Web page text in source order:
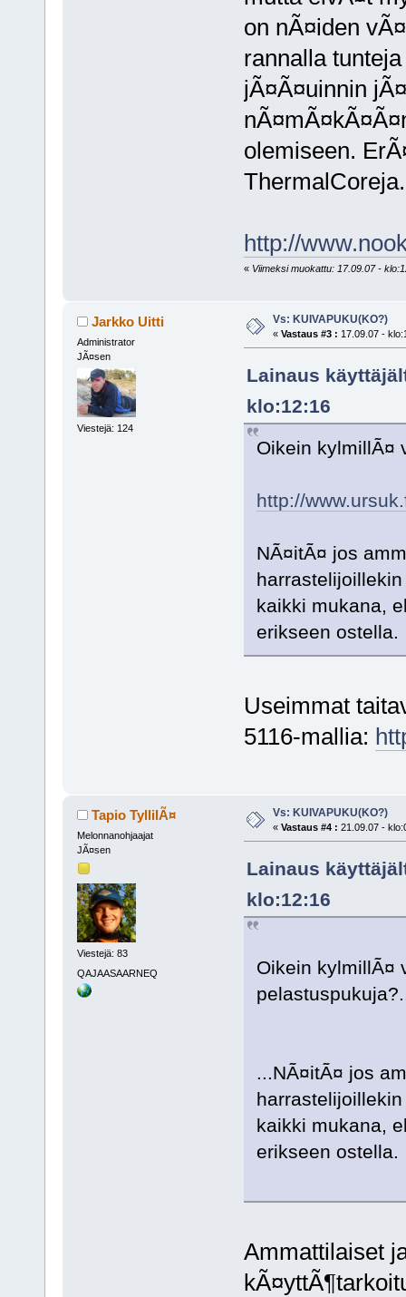
on nÃ¤iden
rannalla
jÃ¤Ã¤uinnin
olemiseen.
ThermalCoreja.
http://
« Viimeksi muokattu: 17.09.07 -
Jarkko Uitti
Administrator
JÃ¤sen
Viestejä: 124
Vs: KUIVAPUKU(KO?)
« Vastaus #3 : 17.09.07 -
Lainaus
klo:12:16
Oikein kylmillÃ¤
http://
NÃ¤itÃ¤ jos
kaikki mukana,
erikseen ostella.
Useimmat
5116-mallia:
Tapio TyllilÃ¤
Melonnanohjaajat
JÃ¤sen
Viestejä: 83
QAJAASAARNEQ
Vs: KUIVAPUKU(KO?)
« Vastaus #4 : 21.09.07 -
Lainaus
klo:12:16
Oikein kylmillÃ¤
...NÃ¤itÃ¤ jos
kaikki mukana,
erikseen ostella.
Ammattilaiset